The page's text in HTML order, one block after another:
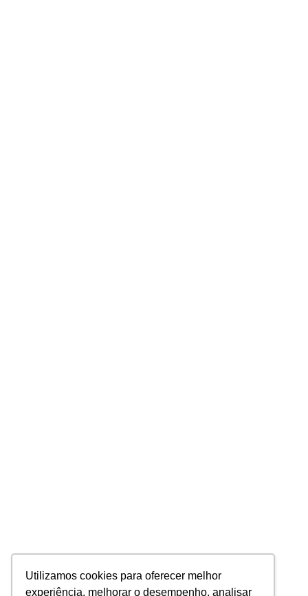
Utilizamos cookies para oferecer melhor
experiência, melhorar o desempenho, analisar